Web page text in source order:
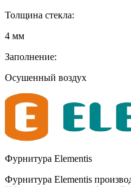
Толщина стекла:
4 мм
Заполнение:
Осушенный воздух
Фурнитура Elementis
Фурнитура Elementis